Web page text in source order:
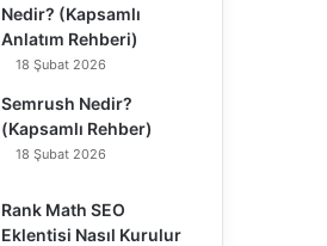
Nedir? (Kapsamlı
Anlatım Rehberi)
18 Şubat 2026
Semrush Nedir?
(Kapsamlı Rehber)
18 Şubat 2026
Rank Math SEO
Eklentisi Nasıl Kurulur